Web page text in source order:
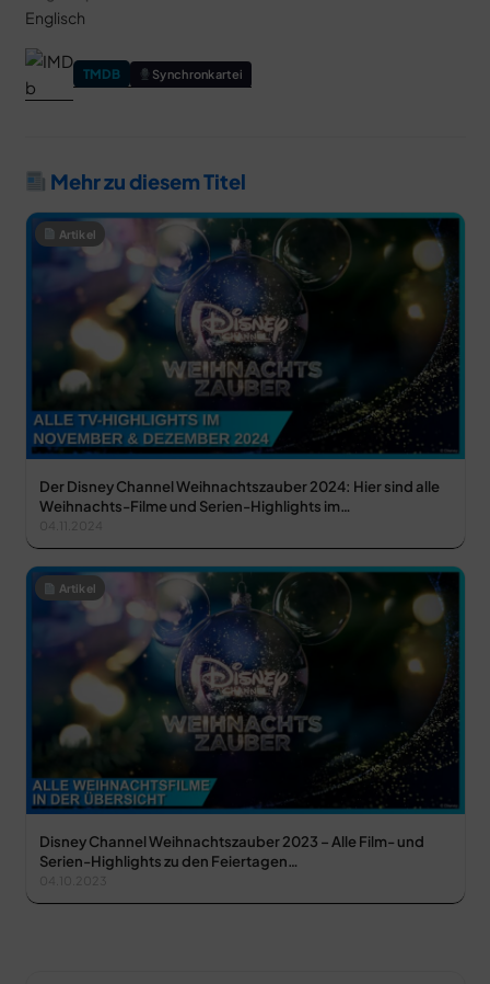
Englisch
TMDB Synchronkartei
Mehr zu diesem Titel
Artikel
Der Disney Channel Weihnachtszauber 2024: Hier sind alle
Weihnachts-Filme und Serien-Highlights im…
Artikel
Disney Channel Weihnachtszauber 2023 – Alle Film- und
Serien-Highlights zu den Feiertagen…